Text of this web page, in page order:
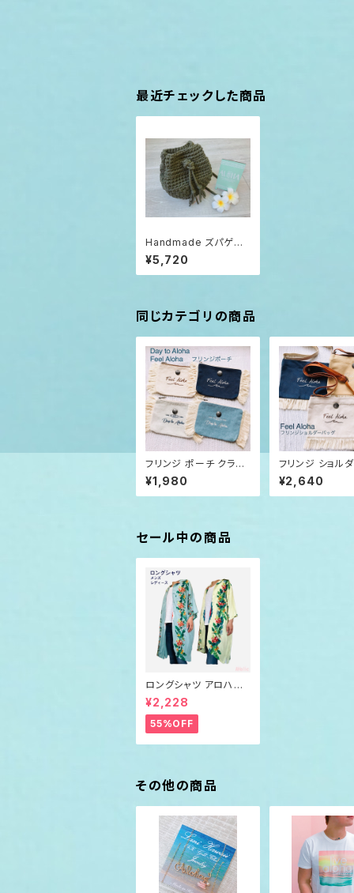
最近チェックした商品
Handmade ズパゲッ
ティ巾着バッグ カーキ
¥5,720
同じカテゴリの商品
フリンジ ポーチ クラッ
チバッグ Feel Aloha D
ay to Aloha
¥1,980
フリンジ ショル
グ Feel Aloha
¥2,640
セール中の商品
ロングシャツ アロハテ
イスト ネイティブ柄 メ
ンズ レディース
¥2,228
55%OFF
その他の商品